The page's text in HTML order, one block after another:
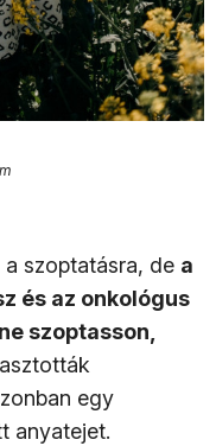
szoptatásra, de a
és az onkológus
szoptasson,
egy
anyatejet.